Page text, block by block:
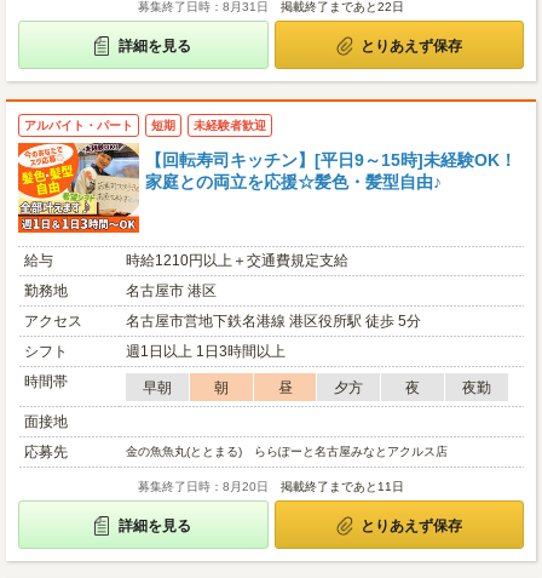
募集終了日時：8月31日 掲載終了まであと22日
詳細を見る とりあえず保存
アルバイト・パート 短期 未経験者歓迎
【回転寿司キッチン】[平日9～15時]未経験OK！
家庭との両立を応援☆髪色・髪型自由♪
給与
時給1210円以上＋交通費規定支給
勤務地
名古屋市 港区
アクセス
名古屋市営地下鉄名港線 港区役所駅 徒歩 5分
シフト
週1日以上 1日3時間以上
時間帯
早朝 朝 昼 夕方 夜
夜勤
面接地
応募先
金の魚魚丸(ととまる) ららぽーと名古屋みなとアクルス店
募集終了日時：8月20日 掲載終了まであと11日
詳細を見る とりあえず保存